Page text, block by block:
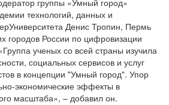
группы «Умный город»
технологий, данных и
Денис Тропин, Пермь
городов России по цифровизации
ученых со всей страны изучила
социальных сервисов и услуг
в концепции "Умный город". Упор
экономические эффекты в
масштаба», – добавил он.